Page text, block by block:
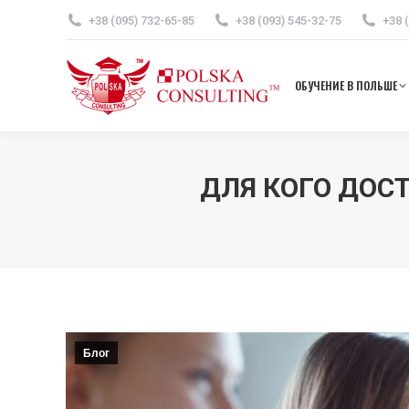
+38 (095) 732-65-85 +38 (093) 545-32-75 +38
ОБУЧЕНИЕ В ПОЛЬШЕ
ДЛЯ КОГО
Блог